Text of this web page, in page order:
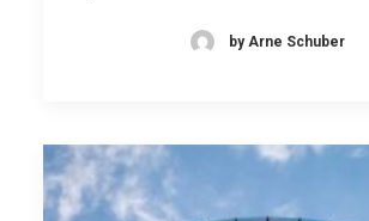
by Arne Schuber